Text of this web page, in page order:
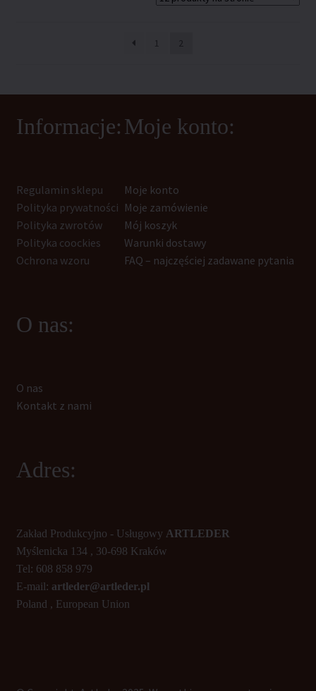
1 2
Informacje:
Regulamin sklepu
Polityka prywatności
Polityka zwrotów
Polityka coockies
Ochrona wzoru
Moje konto:
Moje konto
Moje zamówienie
Mój koszyk
Warunki dostawy
FAQ – najczęściej zadawane pytania
O nas:
O nas
Kontakt z nami
Adres:
Zakład Produkcyjno - Usługowy ARTLEDER
Myślenicka 134 , 30-698 Kraków
Tel: 608 858 979
E-mail: artleder@artleder.pl
Poland , European Union